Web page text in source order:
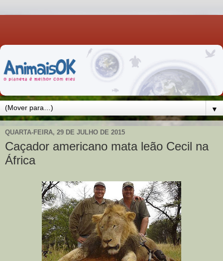
▼
QUARTA-FEIRA, 29 DE JULHO DE 2015
Caçador americano mata leão Cecil na
África